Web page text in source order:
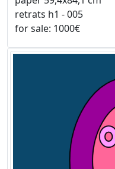
retrats h1 - 005
for sale: 1000€